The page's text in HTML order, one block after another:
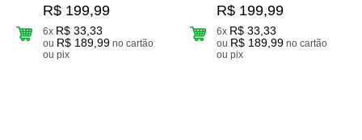
R$ 199,99
6x R$ 33,33
ou R$ 189,99 no cartão
ou pix
R$ 199,99
6x R$ 33,33
ou R$ 189,99 no cartão
ou pix